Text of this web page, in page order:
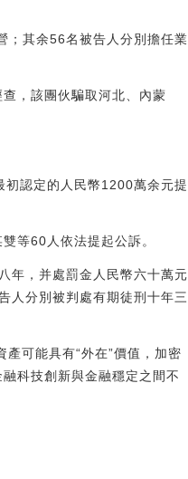
；其余56名被告人分別擔任業
，該團伙騙取河北、內蒙
認定的人民幣1200萬余元提
等60人依法提起公訴。
年，并處罰金人民幣六十萬元
人分別被判處有期徒刑十年三
可能具有“外在”價值，加密
科技創新與金融穩定之間不